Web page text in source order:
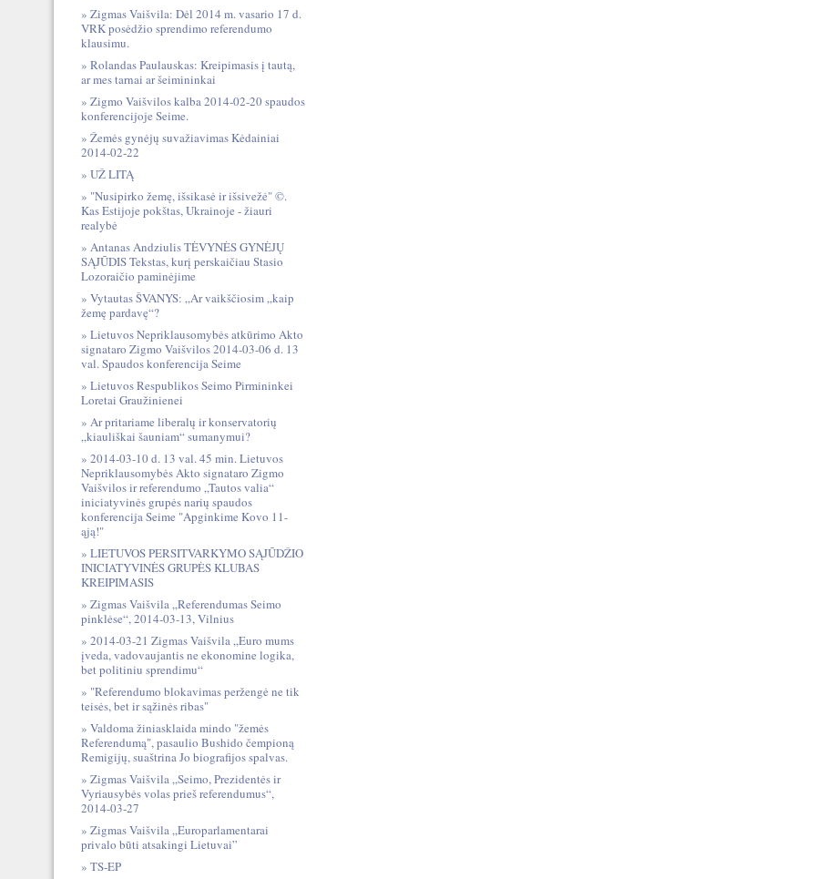
Zigmas Vaišvila: Dėl 2014 m. vasario 17 d.
VRK posėdžio sprendimo referendumo
klausimu.
Rolandas Paulauskas: Kreipimasis į tautą,
ar mes tarnai ar šeimininkai
Zigmo Vaišvilos kalba 2014-02-20 spaudos
konferencijoje Seime.
Žemės gynėjų suvažiavimas Kėdainiai
2014-02-22
UŽ LITĄ
"Nusipirko žemę, išsikasė ir išsivežė" ©.
Kas Estijoje pokštas, Ukrainoje - žiauri
realybė
Antanas Andziulis TĖVYNĖS GYNĖJŲ
SĄJŪDIS Tekstas, kurį perskaičiau Stasio
Lozoraičio paminėjime
Vytautas ŠVANYS: „Ar vaikščiosim „kaip
žemę pardavę“?
Lietuvos Nepriklausomybės atkūrimo Akto
signataro Zigmo Vaišvilos 2014-03-06 d. 13
val. Spaudos konferencija Seime
Lietuvos Respublikos Seimo Pirmininkei
Loretai Graužinienei
Ar pritariame liberalų ir konservatorių
„kiauliškai šauniam“ sumanymui?
2014-03-10 d. 13 val. 45 min. Lietuvos
Nepriklausomybės Akto signataro Zigmo
Vaišvilos ir referendumo „Tautos valia“
iniciatyvinės grupės narių spaudos
konferencija Seime "Apginkime Kovo 11-
ąją!"
LIETUVOS PERSITVARKYMO SĄJŪDŽIO
INICIATYVINĖS GRUPĖS KLUBAS
KREIPIMASIS
Zigmas Vaišvila „Referendumas Seimo
pinklėse“, 2014-03-13, Vilnius
2014-03-21 Zigmas Vaišvila „Euro mums
įveda, vadovaujantis ne ekonomine logika,
bet politiniu sprendimu“
"Referendumo blokavimas peržengė ne tik
teisės, bet ir sąžinės ribas"
Valdoma žiniasklaida mindo "žemės
Referendumą", pasaulio Bushido čempioną
Remigijų, suaštrina Jo biografijos spalvas.
Zigmas Vaišvila „Seimo, Prezidentės ir
Vyriausybės volas prieš referendumus“,
2014-03-27
Zigmas Vaišvila „Europarlamentarai
privalo būti atsakingi Lietuvai”
TS-EP